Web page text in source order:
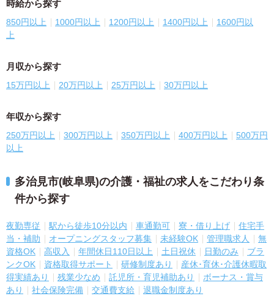
時給から探す
850円以上 1000円以上 1200円以上 1400円以上
1600円以
上
月収から探す
15万円以上 20万円以上 25万円以上 30万円以上
年収から探す
250万円以上 300万円以上 350万円以上 400万円以上
500万円
以上
多治見市(岐阜県)の介護・福祉の求人をこだわり条
件から探す
夜勤専従 駅から徒歩10分以内 車通勤可 寮・借り上げ
住宅手
当・補助
オープニングスタッフ募集 未経験OK 管理職求人
無
資格OK
高収入 年間休日110日以上 土日祝休 日勤のみ
ブラ
ンクOK
資格取得サポート 研修制度あり
産休･育休･介護休暇取
得実績あり
残業少なめ 託児所・育児補助あり
ボーナス・賞与
あり
社会保険完備 交通費支給 退職金制度あり